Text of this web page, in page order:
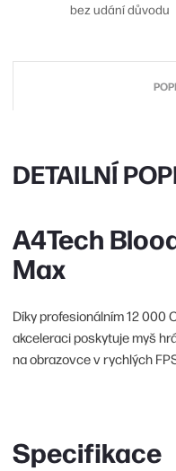
bez udání důvodu
DETAILNÍ
A4Tech
Max
Díky profesionálním 12 000
akceleraci poskytuje myš
na obrazovce v rychlých
Specifikace